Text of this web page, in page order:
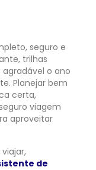
seguro e
trilhas
o ano
Planejar bem
certa,
viagem
aproveitar
de